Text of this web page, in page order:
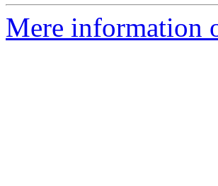
Mere information